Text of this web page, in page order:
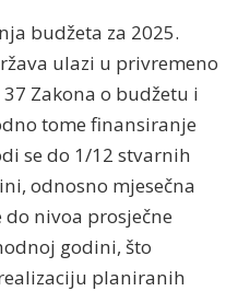
budžeta za 2025.
ulazi u privremeno
Zakona o budžetu i
tome finansiranje
se do 1/12 stvarnih
odnosno mjesečna
nivoa prosječne
godini, što
planiranih